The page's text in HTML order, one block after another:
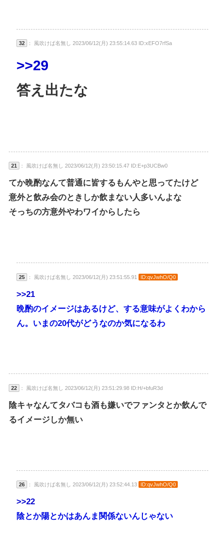
32 ： 風吹けば名無し 2023/06/12(月) 23:55:14.63 ID:xEFO7rfSa
>>29
答え出たな
21 ： 風吹けば名無し 2023/06/12(月) 23:50:15.47 ID:E+p3UCBw0
てか晩酌なんて普通に皆するもんやと思ってたけど
意外と飲み会のときしか飲まない人多いんよな
そっちの方意外やわワイからしたら
25 ： 風吹けば名無し 2023/06/12(月) 23:51:55.91 ID:qvJwhO/Q0
>>21
晩酌のイメージはあるけど、する意味がよくわから
ん。いまの20代がどうなのか気になるわ
22 ： 風吹けば名無し 2023/06/12(月) 23:51:29.98 ID:H/+bfuR3d
陰キャなんてタバコも酒も嫌いでファンタとか飲んで
るイメージしか無い
26 ： 風吹けば名無し 2023/06/12(月) 23:52:44.13 ID:qvJwhO/Q0
>>22
陰とか陽とかはあんま関係ないんじゃない